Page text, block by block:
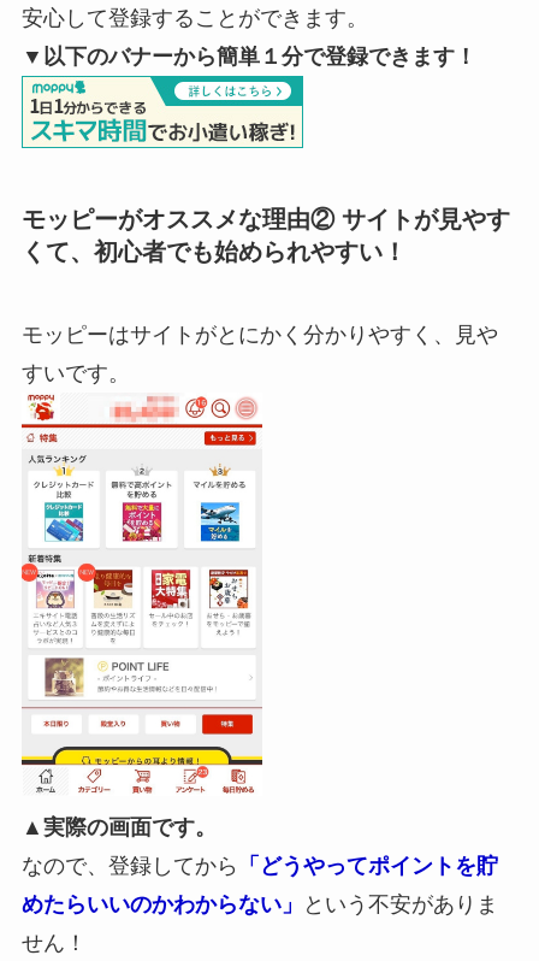
安心して登録することができます。
▼以下のバナーから簡単１分で登録できます！
モッピーがオススメな理由② サイトが見やす
くて、初心者でも始められやすい！
モッピーはサイトがとにかく分かりやすく、見や
すいです。
▲実際の画面です。
なので、登録してから
「どうやってポイントを貯
めたらいいのかわからない」
という不安がありま
せん！